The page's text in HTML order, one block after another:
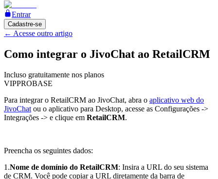
Entrar
Cadastre-se
← Acesse outro artigo
Como integrar o JivoChat ao RetailCRM
Incluso gratuitamente nos planos
VIPPROBASE
Para integrar o RetailCRM ao JivoChat, abra o aplicativo web do
JivoChat ou o aplicativo para Desktop, acesse as Configurações ->
Integrações -> e clique em RetailCRM.
Preencha os seguintes dados:
1.Nome de domínio do RetailCRM: Insira a URL do seu sistema
de CRM. Você pode copiar a URL diretamente da barra de